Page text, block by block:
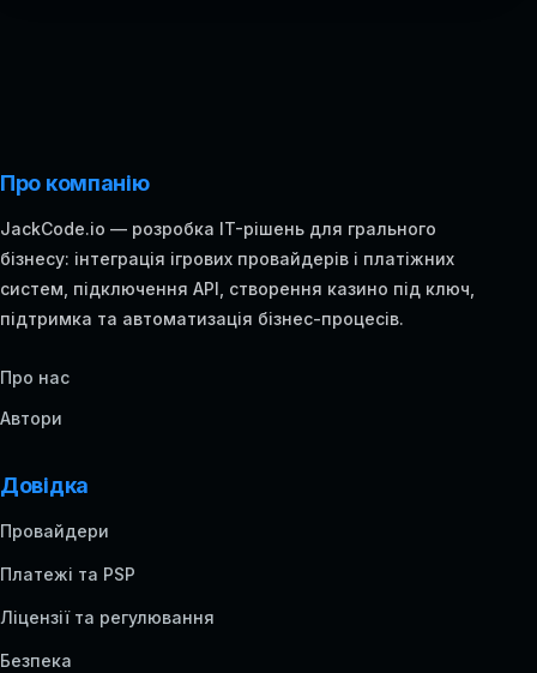
Про компанію
JackCode.io — розробка IT-рішень для грального
бізнесу: інтеграція ігрових провайдерів і платіжних
систем, підключення API, створення казино під ключ,
підтримка та автоматизація бізнес-процесів.
Про нас
Автори
Довідка
Провайдери
Платежі та PSP
Ліцензії та регулювання
Безпека